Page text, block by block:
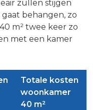
zullen stijgen
behangen, zo
m² twee keer zo
met een kamer
Totale kosten
woonkamer
40 m²